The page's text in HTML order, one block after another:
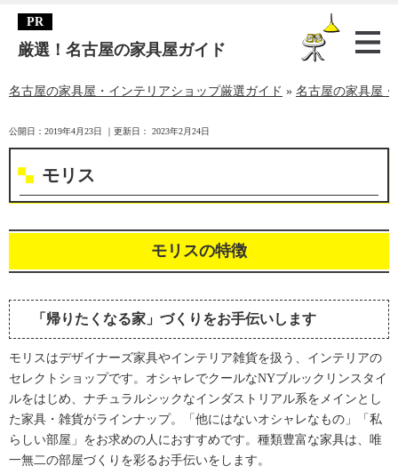
厳選！名古屋の家具屋ガイド
名古屋の家具屋・インテリアショップ厳選ガイド » 名古屋の家具屋
公開日： 2019年4月23日 ｜更新日： 2023年2月24日
モリス
モリスの特徴
「帰りたくなる家」づくりをお手伝いします
モリスはデザイナーズ家具やインテリア雑貨を扱う、インテリアの
セレクトショップです。オシャレでクールなNYブルックリンスタイ
ルをはじめ、ナチュラルシックなインダストリアル系をメインとし
た家具・雑貨がラインナップ。「他にはないオシャレなもの」「私
らしい部屋」をお求めの人におすすめです。種類豊富な家具は、唯
一無二の部屋づくりを彩るお手伝いをします。